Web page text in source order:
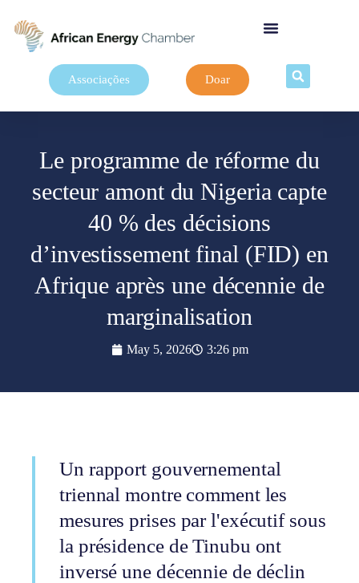
Associações Doar
Le programme de réforme du
secteur amont du Nigeria capte
40 % des décisions
d’investissement final (FID) en
Afrique après une décennie de
marginalisation
May 5, 2026 3:26 pm
Un rapport gouvernemental
triennal montre comment les
mesures prises par l'exécutif sous
la présidence de Tinubu ont
inversé une décennie de déclin